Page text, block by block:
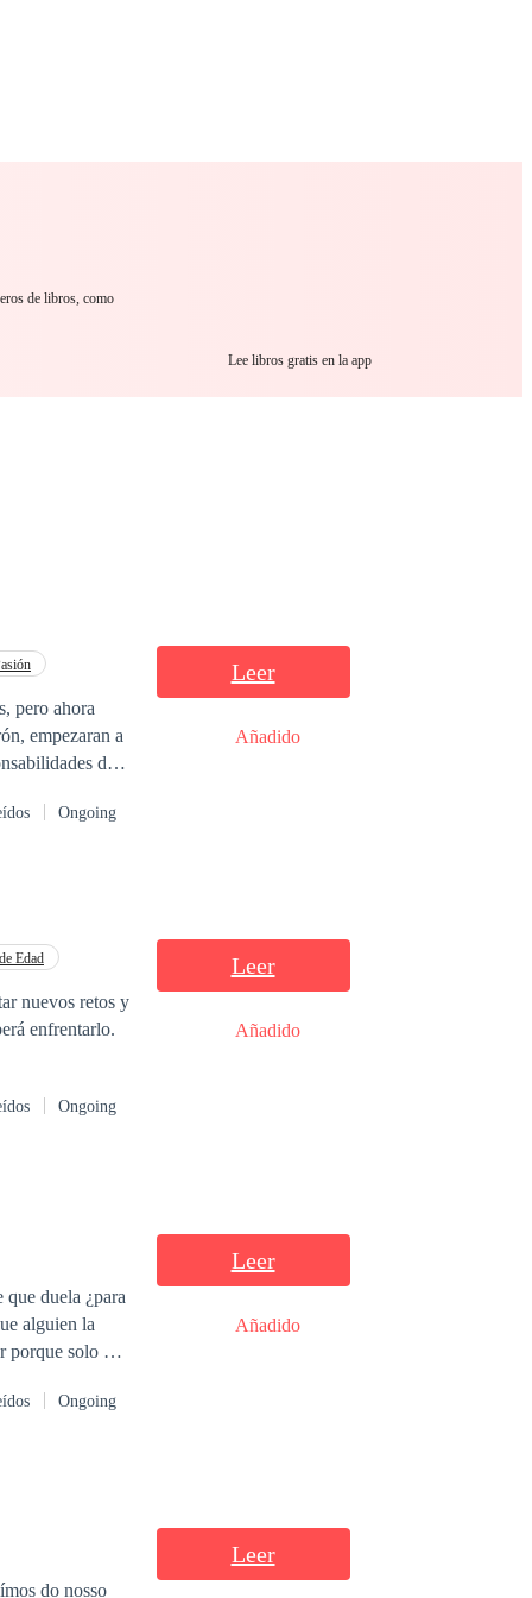
de libros, como
Lee libros gratis en la app
empezaran a
de
Ongoing
Leer
Añadido
Edad
enfrentarlo.
Ongoing
Leer
Añadido
¿para
Ongoing
Leer
Añadido
Leer